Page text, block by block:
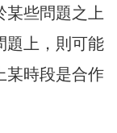
某些問題之上
題上，則可能
某時段是合作